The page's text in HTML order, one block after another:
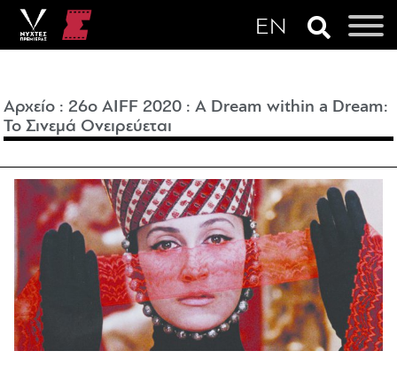
Αρχείο :26o AIFF 2020 :A Dream within a Dream:
Το Σινεμά Ονειρεύεται